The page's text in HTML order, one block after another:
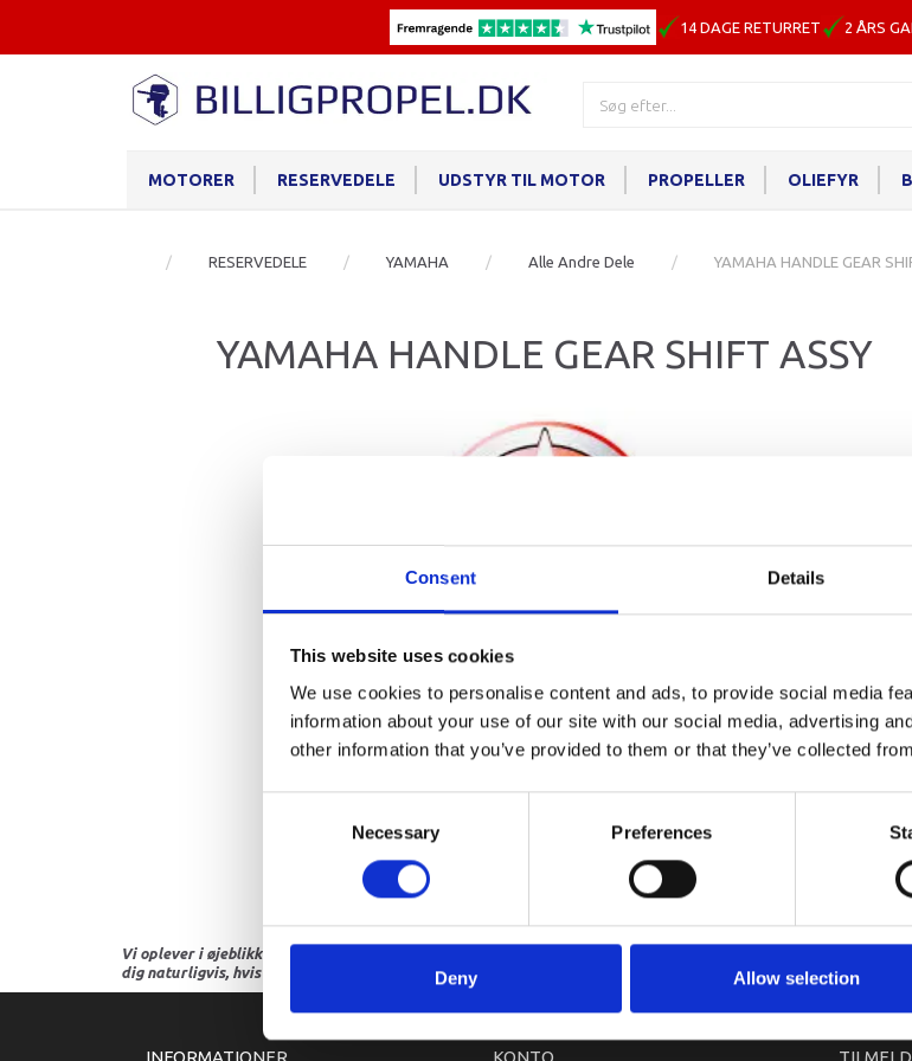
Consent Details
This website uses cookies
We use cookies to personalise content and ads, to provide social media
information about your use of our site with our social media, advertising
other information that you’ve provided to them or that they’ve collected
Necessary Preferences
Deny Allow selection
14 DAGE RETURRET 2 ÅRS
MOTORER RESERVEDELE UDSTYR TIL MOTOR PROPELLER OLIEFYR
RESERVEDELE YAMAHA Alle Andre Dele YAMAHA HANDLE GEAR
YAMAHA HANDLE GEAR SHIFT ASSY
Vi oplever i øjeblikket store og hyppige prisændringer i markedet. Derfor kan der i enkelte tilfælde være
dig naturligvis, hvis dette er tilfældet.
INFORMATIONER KONTO